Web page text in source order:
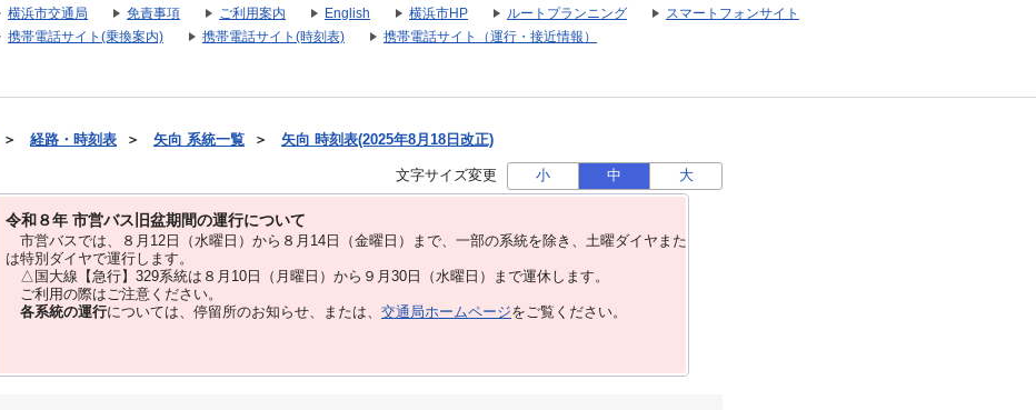
横浜市交通局 免責事項 ご利用案内 English 横浜市HP ルートプランニング
スマートフォンサイト
携帯電話サイト(乗換案内)
携帯電話サイト(時刻表) 携帯電話サイト（運行・接近情報）
＞ 経路・時刻表 ＞ 矢向 系統一覧 ＞ 矢向 時刻表(2025年8月18日改正)
文字サイズ変更 小 中 大
令和８年 市営バス旧盆期間の運行について
市営バスでは、８⽉12⽇（水曜日）から８⽉14⽇（金曜日）まで、⼀部の系統を除き、⼟曜ダイヤまた
は特別ダイヤで運⾏します。
△国大線【急行】329系統は８月10日（月曜日）から９月30日（水曜日）まで運休します。
ご利用の際はご注意ください。
各系統の運行については、停留所のお知らせ、または、 交通局ホームページをご覧ください。